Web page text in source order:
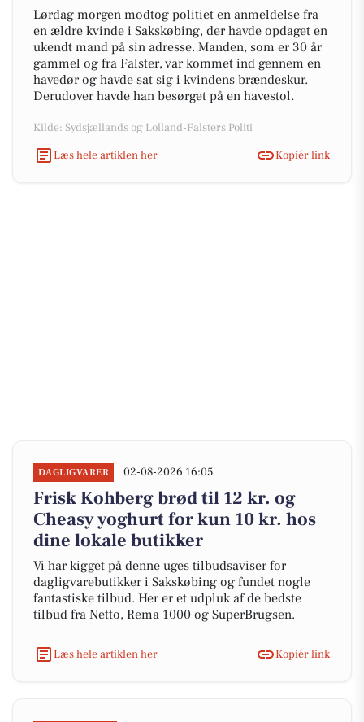
Lørdag morgen modtog politiet en anmeldelse fra
en ældre kvinde i Sakskøbing, der havde opdaget en
ukendt mand på sin adresse. Manden, som er 30 år
gammel og fra Falster, var kommet ind gennem en
havedør og havde sat sig i kvindens brændeskur.
Derudover havde han besørget på en havestol.
Kilde: Sydsjællands og Lolland-Falsters Politi
Læs hele artiklen her
Kopiér link
DAGLIGVARER 02-08-2026 16:05
Frisk Kohberg brød til 12 kr. og
Cheasy yoghurt for kun 10 kr. hos
dine lokale butikker
Vi har kigget på denne uges tilbudsaviser for
dagligvarebutikker i Sakskøbing og fundet nogle
fantastiske tilbud. Her er et udpluk af de bedste
tilbud fra Netto, Rema 1000 og SuperBrugsen.
Læs hele artiklen her Kopiér link